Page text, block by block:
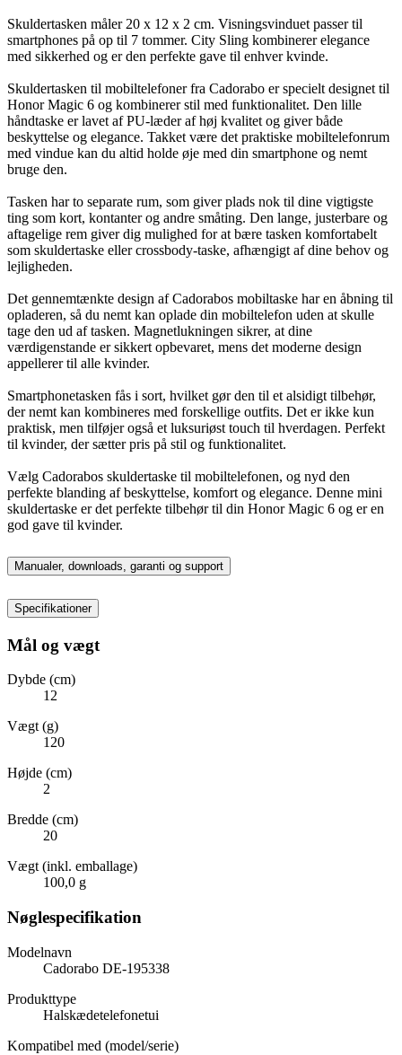
Skuldertasken måler 20 x 12 x 2 cm. Visningsvinduet passer til
smartphones på op til 7 tommer. City Sling kombinerer elegance
med sikkerhed og er den perfekte gave til enhver kvinde.
Skuldertasken til mobiltelefoner fra Cadorabo er specielt designet til
Honor Magic 6 og kombinerer stil med funktionalitet. Den lille
håndtaske er lavet af PU-læder af høj kvalitet og giver både
beskyttelse og elegance. Takket være det praktiske mobiltelefonrum
med vindue kan du altid holde øje med din smartphone og nemt
bruge den.
Tasken har to separate rum, som giver plads nok til dine vigtigste
ting som kort, kontanter og andre småting. Den lange, justerbare og
aftagelige rem giver dig mulighed for at bære tasken komfortabelt
som skuldertaske eller crossbody-taske, afhængigt af dine behov og
lejligheden.
Det gennemtænkte design af Cadorabos mobiltaske har en åbning til
opladeren, så du nemt kan oplade din mobiltelefon uden at skulle
tage den ud af tasken. Magnetlukningen sikrer, at dine
værdigenstande er sikkert opbevaret, mens det moderne design
appellerer til alle kvinder.
Smartphonetasken fås i sort, hvilket gør den til et alsidigt tilbehør,
der nemt kan kombineres med forskellige outfits. Det er ikke kun
praktisk, men tilføjer også et luksuriøst touch til hverdagen. Perfekt
til kvinder, der sætter pris på stil og funktionalitet.
Vælg Cadorabos skuldertaske til mobiltelefonen, og nyd den
perfekte blanding af beskyttelse, komfort og elegance. Denne mini
skuldertaske er det perfekte tilbehør til din Honor Magic 6 og er en
god gave til kvinder.
Manualer, downloads, garanti og support
Specifikationer
Mål og vægt
Dybde (cm)
12
Vægt (g)
120
Højde (cm)
2
Bredde (cm)
20
Vægt (inkl. emballage)
100,0 g
Nøglespecifikation
Modelnavn
Cadorabo DE-195338
Produkttype
Halskædetelefonetui
Kompatibel med (model/serie)